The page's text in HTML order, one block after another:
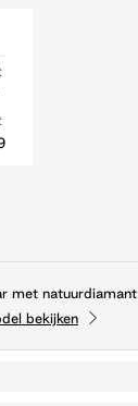
met natuurdiamant
bekijken